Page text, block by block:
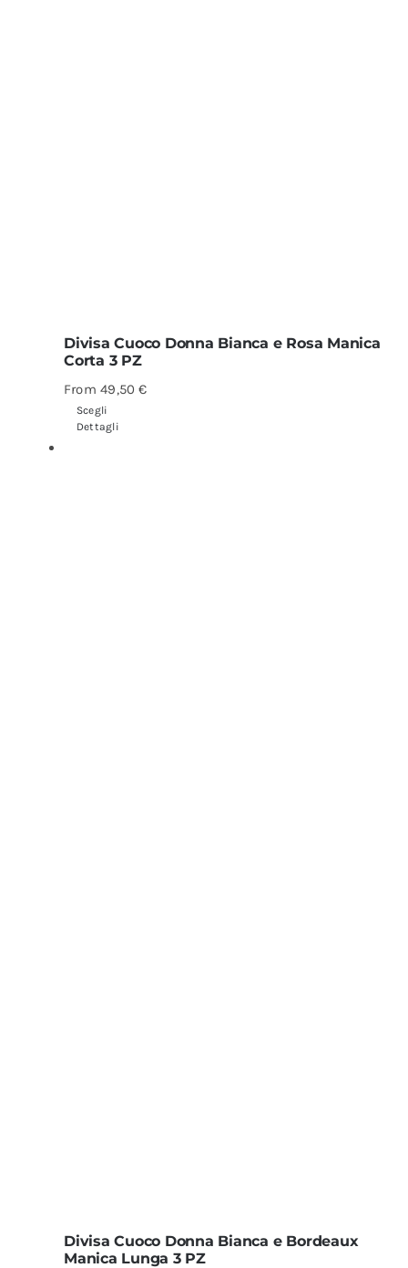
Divisa Cuoco Donna Bianca e Rosa Manica
Corta 3 PZ
From49,50€
Scegli
Dettagli
Divisa Cuoco Donna Bianca e Bordeaux
Manica Lunga 3 PZ